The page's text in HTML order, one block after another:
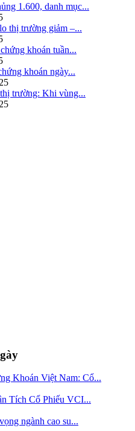
1.600, danh mục...
thị trường giảm –...
khoán tuần...
khoán ngày...
trường: Khi vùng...
Khoán Việt Nam: Cổ...
Tích Cổ Phiếu VCI...
ngành cao su...